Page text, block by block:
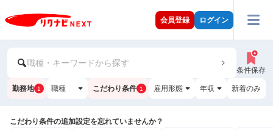
会員登録 ログイン
職種・キーワードから探す
条件保存
勤務地 1 職種 こだわり条件 1 雇用形態 年収 新着のみ
こだわり条件の追加設定を忘れていませんか？